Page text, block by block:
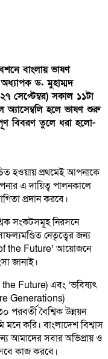
বাংলায় ভাষণ
অধ্যাপক ড. মুহাম্মদ
সেপ্টেম্বর) সকাল ১১টা
অ্যাসেম্বলি হলে ভাষণ শুরু
পূণ বিবরণ তুলে ধরা হলো-
হওয়ায় প্রথমেই আপনাকে
এ দায়িত্ব পালনকালে
প্রদান করবে।
সংকটসমূহ নিরসনে
নেতৃত্বের জন্য
the Future’ আয়োজনে
জানাই।
the Future) এবং ‘ভবিষ্যৎ
Generations)
পরবর্তী বৈশ্বিক উন্নয়ন
মনে করি। বাংলাদেশ বিশ্বাস
আমাদের সবার অভিপ্রায় ও
কাজ করবে।